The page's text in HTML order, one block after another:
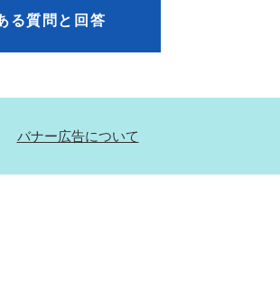
る質問と回答
バナー広告について